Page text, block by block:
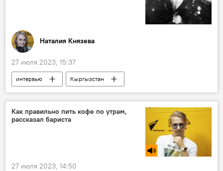
Наталия Князева
27 июля 2023, 15:37
интервью
Кыргызстан
Исмаилбек Таранчиев
герой
Как правильно пить кофе по утрам,
рассказал бариста
27 июля 2023, 14:50